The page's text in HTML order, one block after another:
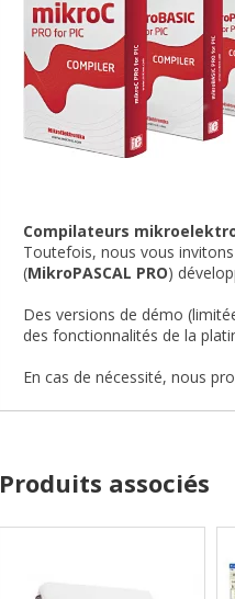
Compilateurs
Toutefois, nous vous
(MikroPASCAL PRO)
Des versions de démo
des fonctionnalités de la
En cas de nécessité, nous
Produits associés